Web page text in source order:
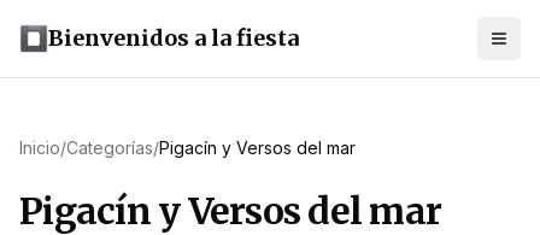
Bienvenidos a la fiesta
Inicio/Categorías/Pigacín y Versos del mar
Pigacín y Versos del mar